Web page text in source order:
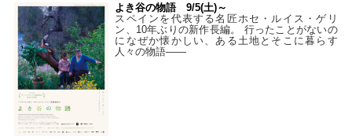
よき谷の物語 9/5(土)～
スペインを代表する名匠ホセ・ルイス・ゲリ
ン、10年ぶりの新作長編。 行ったことがないの
になぜか懐かしい、ある土地とそこに暮らす
人々の物語――